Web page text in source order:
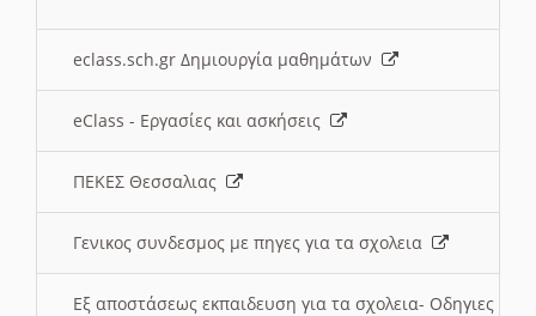
eclass.sch.gr Δημιουργία μαθημάτων
eClass - Εργασίες και ασκήσεις
ΠΕΚΕΣ Θεσσαλιας
Γενικος συνδεσμος με πηγες για τα σχολεια
Εξ αποστάσεως εκπαιδευση για τα σχολεια- Οδηγιες